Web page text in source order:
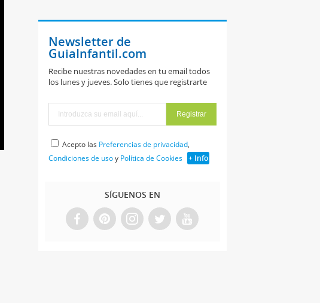
Newsletter de
GuiaInfantil.com
Recibe nuestras novedades en tu email todos
los lunes y jueves. Solo tienes que registrarte
Acepto las Preferencias de privacidad,
Condiciones de usoy Política de Cookies + Info
SÍGUENOS EN